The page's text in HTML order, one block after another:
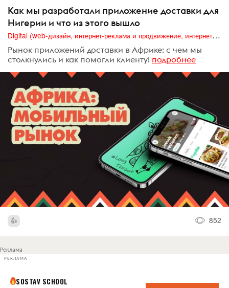
Как мы разработали приложение доставки для
Нигерии и что из этого вышло
Digital (web-дизайн, интернет-реклама и продвижение, интернет-сообщества и блоги, интернет-коммуникации, мобильный маркетинг, реклама на цифровых экранах)
Рынок приложений доставки в Африке: с чем мы
столкнулись и как помогли клиенту! подробнее
852
Реклама
РЕКЛАМА